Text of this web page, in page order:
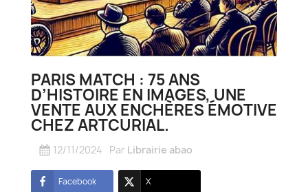
PARIS MATCH : 75 ANS
D’HISTOIRE EN IMAGES, UNE
VENTE AUX ENCHÈRES ÉMOTIVE
CHEZ ARTCURIAL.
12/11/2024 Par Librairie abao
Facebook X